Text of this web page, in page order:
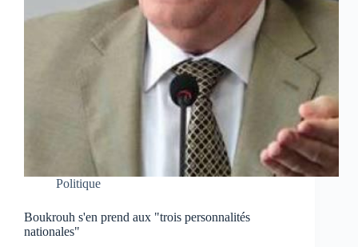
Politique
Boukrouh s'en prend aux "trois personnalités
nationales"